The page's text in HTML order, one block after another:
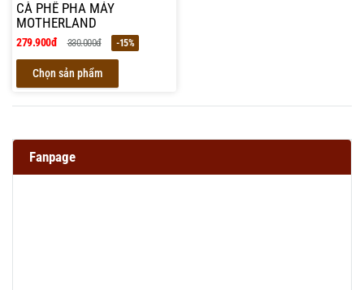
CÀ PHÊ PHA MÁY
MOTHERLAND
279.900đ 330.000đ -15%
Chọn sản phẩm
Fanpage